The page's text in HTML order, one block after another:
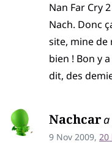
Nan Far Cry
Nach. Donc
site, mine de
bien ! Bon y
dit, des
Nachcar
9 Nov 2009, 20